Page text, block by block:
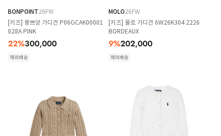
BONPOINT26FW
[키즈] 봉쁘앙 가디건 P06GCAK00001
028A PINK
22%300,000
해외배송
MOLO26FW
[키즈] 몰로 가디건 6W26K304 2226
BORDEAUX
9%202,000
해외배송